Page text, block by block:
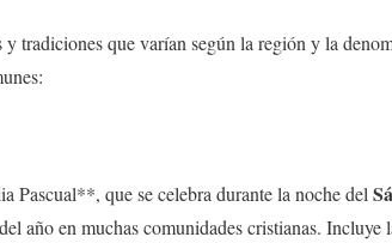
y tradiciones que varían según la región y la
Pascual**, que se celebra durante la noche del
año en muchas comunidades cristianas.